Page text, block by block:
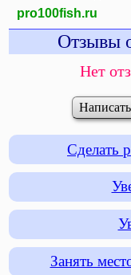
pro100fish.ru
Отзывы
Нет
Сделать
Занять